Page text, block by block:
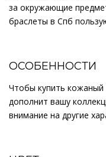
за окружающие
браслеты в Спб
ОСОБЕННОСТИ
Чтобы купить кожаный
дополнит вашу
внимание на другие